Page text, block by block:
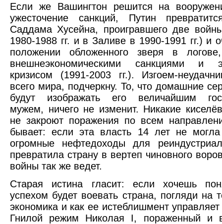
Если же Вашингтон решится на
ужесточение санкций, Путин
Саддама Хусейна, проигравшего две
1980-1988 гг. и в Заливе в 1990-1991 гг.) и
положении обложенного зверя в
внешнеэкономическими санкциями и
кризисом (1991-2003 гг.). Изгоем-
всего мира, подчеркну. То, что домашние
будут изображать его величайшим
мужем, ничего не изменит. Никакие
не закроют поражения по всем
бывает: если эта власть 14 лет не могла
огромные нефтедоходы для
превратила страну в вертеп чиновного
войны так же ведет.
Старая истина гласит: если хочешь
успехом будет воевать страна, погляди на
экономика и как ее истеблишмент управляет
Гнилой режим Николая I, пораженный и